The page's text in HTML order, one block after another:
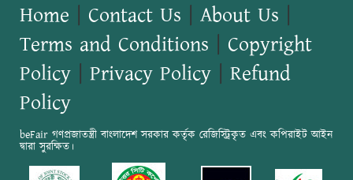
Home Contact Us About Us
Terms and Conditions
Copyright
Policy
Privacy Policy
Refund
Policy
beFair গণপ্রজাতন্ত্রী বাংলাদেশ সরকার কর্তৃক রেজিস্ট্রিকৃত এবং কপিরাইট আইন
দ্বারা সুরক্ষিত।